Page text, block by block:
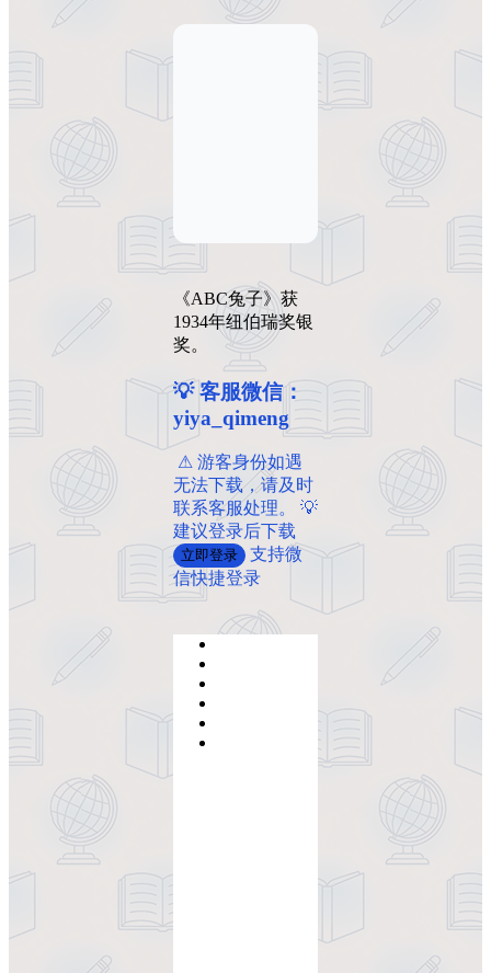
《ABC兔子》获
1934年纽伯瑞奖银
奖。
💡 客服微信：
yiya_qimeng
️ ️⚠ 游客身份如遇
无法下载，请及时
联系客服处理。 💡
建议登录后下载
立即登录
支持微
信快捷登录